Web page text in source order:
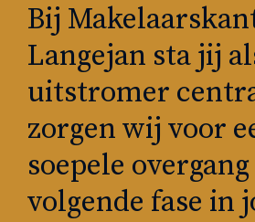
Bij
Langejan sta jij
uitstromer
zorgen wij voor
soepele
volgende fase in